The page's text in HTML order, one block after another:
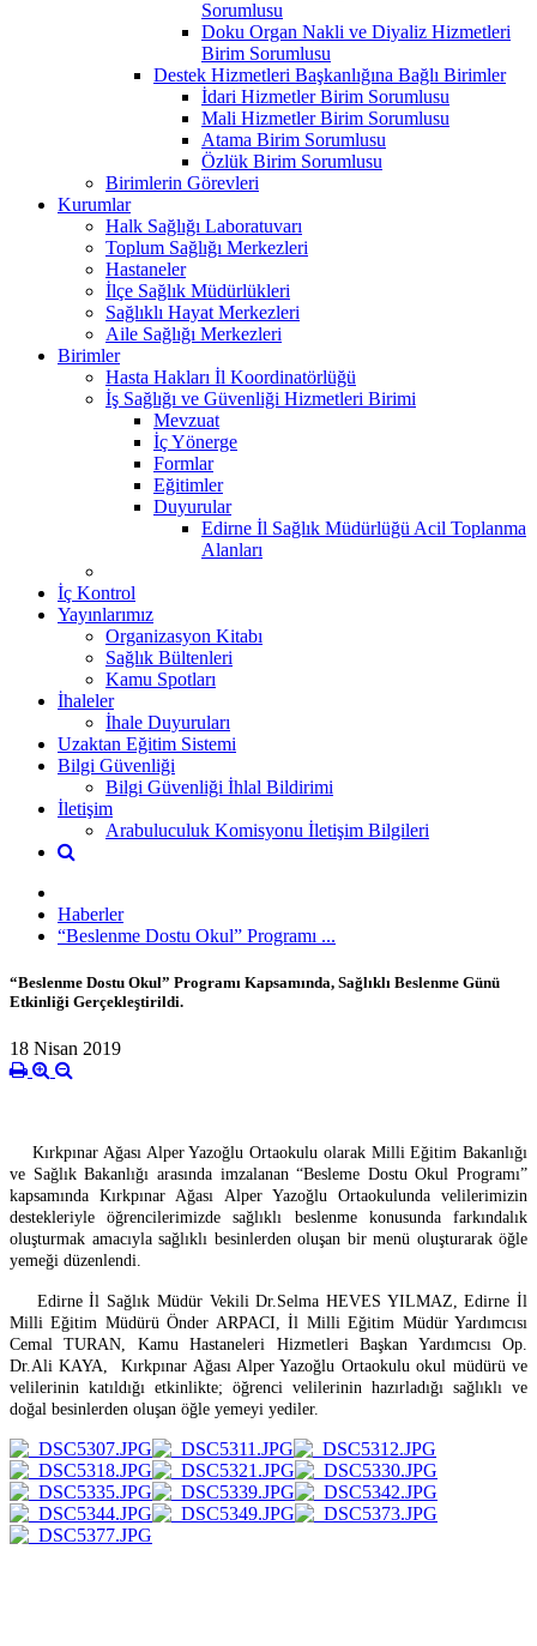
Sorumlusu
Doku Organ Nakli ve Diyaliz Hizmetleri
Birim Sorumlusu
Destek Hizmetleri Başkanlığına Bağlı Birimler
İdari Hizmetler Birim Sorumlusu
Mali Hizmetler Birim Sorumlusu
Atama Birim Sorumlusu
Özlük Birim Sorumlusu
Birimlerin Görevleri
Kurumlar
Halk Sağlığı Laboratuvarı
Toplum Sağlığı Merkezleri
Hastaneler
İlçe Sağlık Müdürlükleri
Sağlıklı Hayat Merkezleri
Aile Sağlığı Merkezleri
Birimler
Hasta Hakları İl Koordinatörlüğü
İş Sağlığı ve Güvenliği Hizmetleri Birimi
Mevzuat
İç Yönerge
Formlar
Eğitimler
Duyurular
Edirne İl Sağlık Müdürlüğü Acil Toplanma
Alanları
İç Kontrol
Yayınlarımız
Organizasyon Kitabı
Sağlık Bültenleri
Kamu Spotları
İhaleler
İhale Duyuruları
Uzaktan Eğitim Sistemi
Bilgi Güvenliği
Bilgi Güvenliği İhlal Bildirimi
İletişim
Arabuluculuk Komisyonu İletişim Bilgileri
Haberler
“Beslenme Dostu Okul” Programı ...
“Beslenme Dostu Okul” Programı Kapsamında, Sağlıklı Beslenme Günü
Etkinliği Gerçekleştirildi.
18 Nisan 2019
Kırkpınar Ağası Alper Yazoğlu Ortaokulu olarak Milli Eğitim Bakanlığı
ve Sağlık Bakanlığı arasında imzalanan “Besleme Dostu Okul Programı”
kapsamında Kırkpınar Ağası Alper Yazoğlu Ortaokulunda velilerimizin
destekleriyle öğrencilerimizde sağlıklı beslenme konusunda farkındalık
oluşturmak amacıyla sağlıklı besinlerden oluşan bir menü oluşturarak öğle
yemeği düzenlendi.
Edirne İl Sağlık Müdür Vekili Dr.Selma HEVES YILMAZ, Edirne İl
Milli Eğitim Müdürü Önder ARPACI, İl Milli Eğitim Müdür Yardımcısı
Cemal TURAN, Kamu Hastaneleri Hizmetleri Başkan Yardımcısı Op.
Dr.Ali KAYA, Kırkpınar Ağası Alper Yazoğlu Ortaokulu okul müdürü ve
velilerinin katıldığı etkinlikte; öğrenci velilerinin hazırladığı sağlıklı ve
doğal besinlerden oluşan öğle yemeyi yediler.